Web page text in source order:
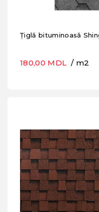
Țiglă bituminoasă
180,00 MDL / m2